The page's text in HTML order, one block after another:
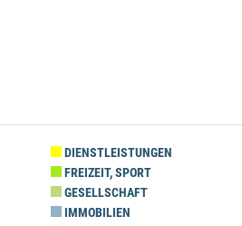
DIENSTLEISTUNGEN
FREIZEIT, SPORT
GESELLSCHAFT
IMMOBILIEN